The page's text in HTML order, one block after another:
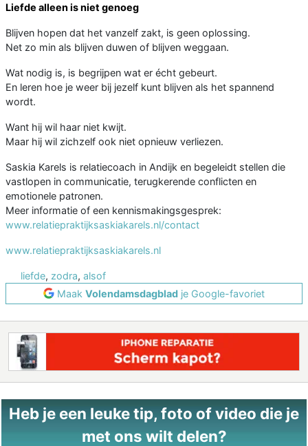
Liefde alleen is niet genoeg
Blijven hopen dat het vanzelf zakt, is geen oplossing.
Net zo min als blijven duwen of blijven weggaan.
Wat nodig is, is begrijpen wat er écht gebeurt.
En leren hoe je weer bij jezelf kunt blijven als het spannend
wordt.
Want hij wil haar niet kwijt.
Maar hij wil zichzelf ook niet opnieuw verliezen.
Saskia Karels is relatiecoach in Andijk en begeleidt stellen die
vastlopen in communicatie, terugkerende conflicten en
emotionele patronen.
Meer informatie of een kennismakingsgesprek:
www.relatiepraktijksaskiakarels.nl/contact
www.relatiepraktijksaskiakarels.nl
liefde, zodra, alsof
Maak Volendamsdagblad je Google-favoriet
Heb je een leuke tip, foto of video die je
met ons wilt delen?